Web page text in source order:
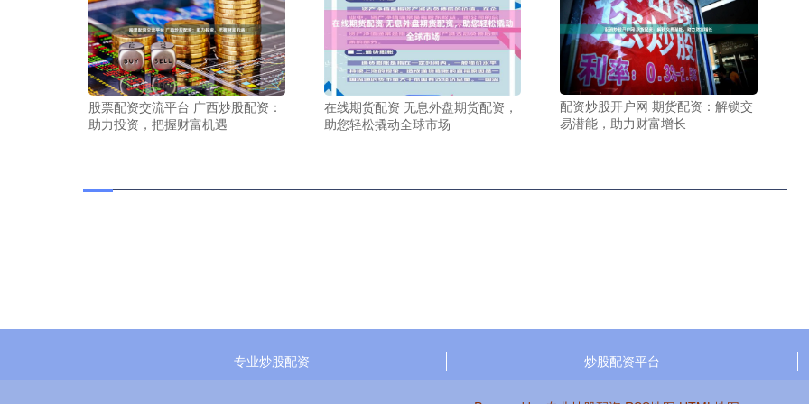
股票配资交流平台 广西炒股配资：
助力投资，把握财富机遇
在线期货配资 无息外盘期货配资，
助您轻松撬动全球市场
配资炒股开户网 期货配资：解锁交
易潜能，助力财富增长
专业炒股配资 炒股配资平台